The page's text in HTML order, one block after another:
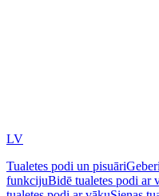
LV
Tualetes podi un pisuāri
funkcijuBidē tualetes podi ar